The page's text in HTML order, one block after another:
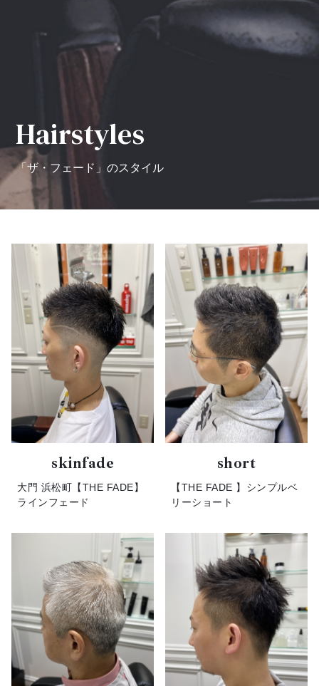
Hairstyles
「ザ・フェード」のスタイル
skinfade
大門 浜松町【THE FADE】
ラインフェード
short
【THE FADE 】シンプルベ
リーショート